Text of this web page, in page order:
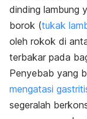
dinding lambung
borok (tukak
oleh rokok di
terbakar pada
Penyebab yang
mengatasi
segeralah